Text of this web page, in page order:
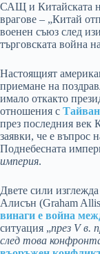
САЩ и Китайската
врагове – „Китай
военен съюз след
търговската война
Настоящият
приемане на
имало откакто
отношения с Тайван
през последния век
заявки, че е въпрос
Поднебесната
империя.
Двете сили
Алисън (Graham
винаги е война
ситуация „през V в.
след това